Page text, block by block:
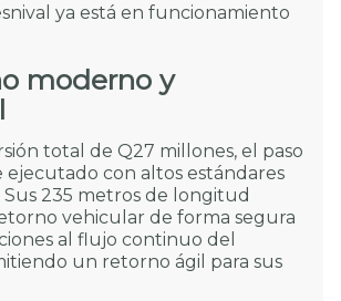
ya está en funcionamiento
moderno y
total de Q27 millones, el paso
ejecutado con altos estándares
235 metros de longitud
vehicular de forma segura
al flujo continuo del
un retorno ágil para sus